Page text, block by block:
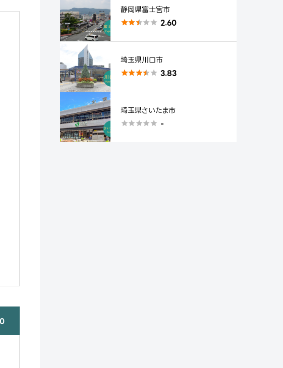
0
静岡県富士宮市
 2.60
埼玉県川口市
 3.83
埼玉県さいたま市
 -